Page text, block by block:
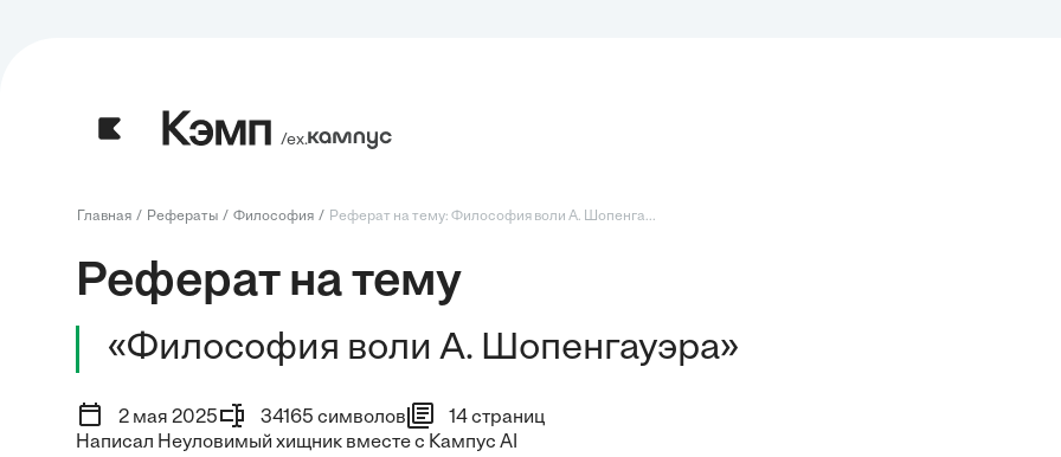
/ех.
Главная Рефераты Философия Реферат на тему: Философия воли А. Шопенга...
Реферат на тему
«Философия воли А. Шопенгауэра»
2 мая 2025 34165 символов
14 страниц
Написал Неуловимый хищник вместе с Кампус AI